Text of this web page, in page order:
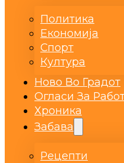
Политика
Економија
Спорт
Култура
Ново Во Градот
Огласи За
Хроника
Забава
Рецепти